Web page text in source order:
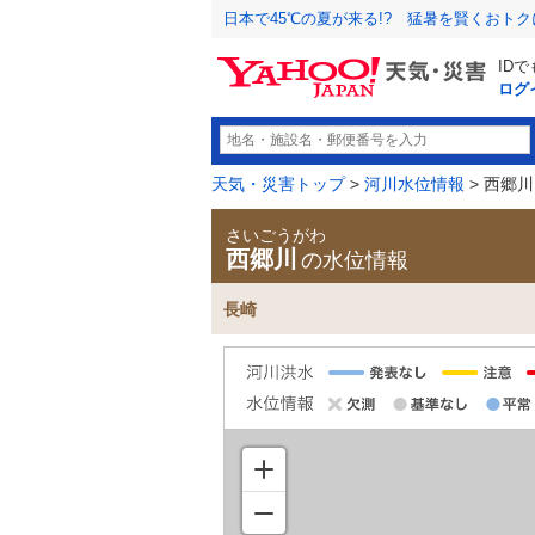
日本で45℃の夏が来る!? 猛暑を賢くおトク
ID
ログ
天気・災害トップ> 河川水位情報 > 西郷川
さいごうがわ
西郷川 の水位情報
長崎